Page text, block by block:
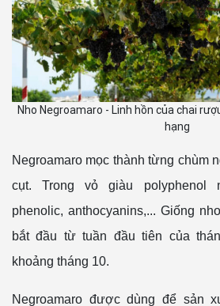
Nho Negroamaro - Linh hồn của chai
hạng
Negroamaro mọc thành từng chùm
cụt. Trong vỏ giàu polyphenol
phenolic, anthocyanins,... Giống
bắt đầu từ tuần đầu tiên của
khoảng tháng 10.
Negroamaro được dùng để sản